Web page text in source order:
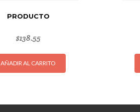
PRODUCTO
$138.55
AÑADIR AL CARRITO